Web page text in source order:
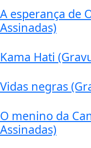
A esperança de
Assinadas)
Kama Hati
Vidas negras
O menino da
Assinadas)